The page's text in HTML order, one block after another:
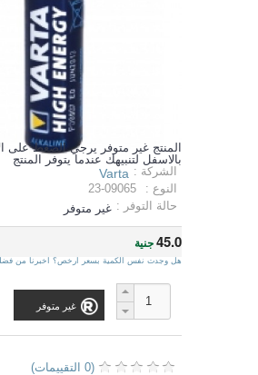
المنتج غير متوفر يرجي الضغط على
بالاسفل لتنبيهك عندما يتوفر المنتج
الشركة : Varta
النوع :
23-09065
حالة التوفر : غير متوفر
45.0جنية
هل وجدت نفس الكمية بسعر ارخص؟ اخبرنا من
غير متوفر
(0 التقييمات)